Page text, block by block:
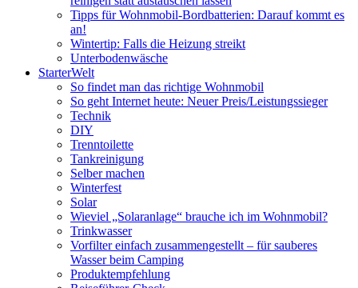
Tipps für Wohnmobil-Bordbatterien: Darauf kommt es
an!
Wintertip: Falls die Heizung streikt
Unterbodenwäsche
StarterWelt
So findet man das richtige Wohnmobil
So geht Internet heute: Neuer Preis/Leistungssieger
Technik
DIY
Trenntoilette
Tankreinigung
Selber machen
Winterfest
Solar
Wieviel „Solaranlage“ brauche ich im Wohnmobil?
Trinkwasser
Vorfilter einfach zusammengestellt – für sauberes
Wasser beim Camping
Produktempfehlung